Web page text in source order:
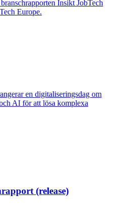
Insikt JobTech
Europe.
en digitaliseringsdag om
AI för att lösa komplexa
(release)